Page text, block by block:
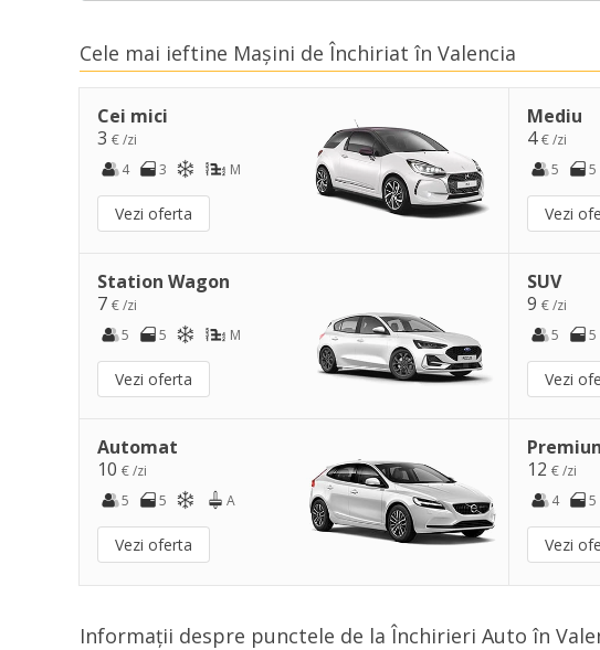
Cele mai ieftine Mașini de Închiriat în Valencia
Cei mici
3 € /zi
4
3 M
Vezi oferta
Mediu
4€ /zi
5
5
Vezi
Station Wagon
7 € /zi
5
5 M
Vezi oferta
SUV
9€ /zi
5
5
Vezi
Automat
10 € /zi
5
5 A
Vezi oferta
12€ /zi
4
5
Vezi
Informații despre punctele de la Închirieri Auto în